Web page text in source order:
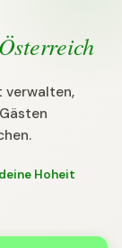
verwalten,
Hoheit